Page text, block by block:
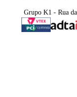
Grupo K1 - Rua